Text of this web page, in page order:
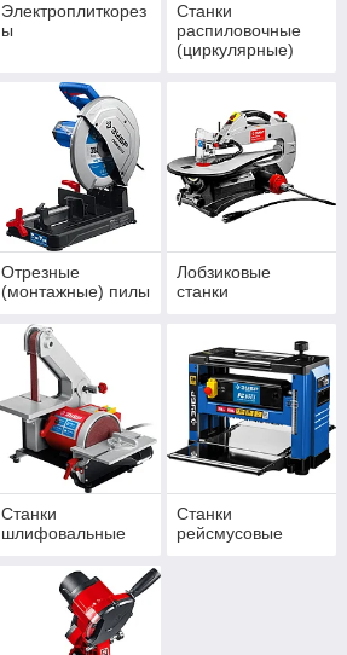
Электроплиткорез
ы
Станки
распиловочные
(циркулярные)
Отрезные
(монтажные) пилы
Лобзиковые
станки
Станки
шлифовальные
Станки
рейсмусовые